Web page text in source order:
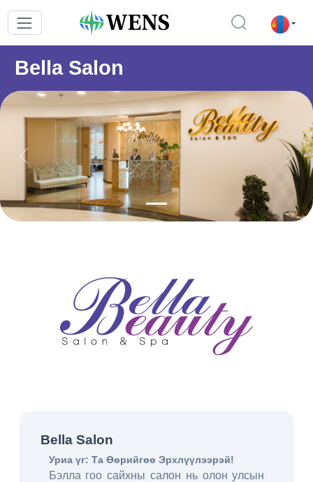
Bella Salon
Previous Next
Bella Salon
Уриа үг: Та Өөрийгөө Эрхлүүлээрэй!
Бэлла гоо сайхны салон нь олон улсын